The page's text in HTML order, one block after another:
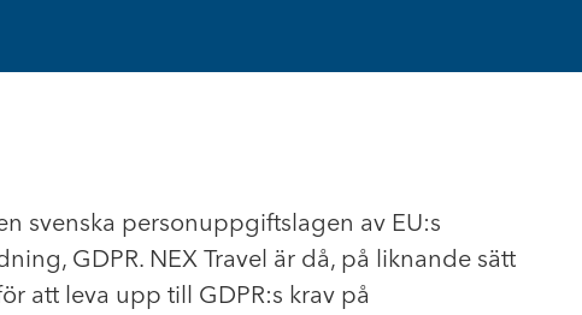
svenska personuppgiftslagen av EU:s
GDPR. NEX Travel är då, på liknande sätt
att leva upp till GDPR:s krav på